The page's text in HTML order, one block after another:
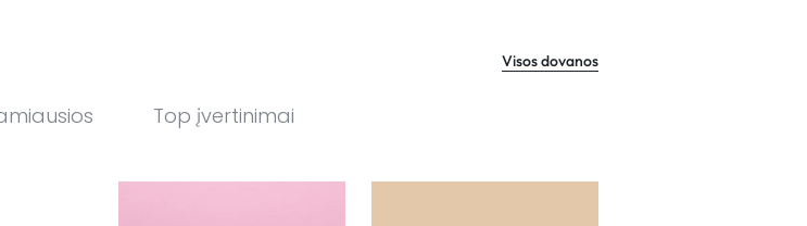
Visos dovanos
Top įvertinimai